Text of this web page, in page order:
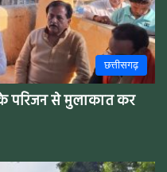
छत्तीसगढ़
के परिजन से मुलाकात कर